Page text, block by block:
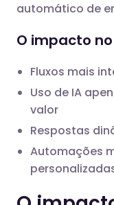
automático de
O impacto
Fluxos mais
Uso de IA
valor
Respostas
Automações